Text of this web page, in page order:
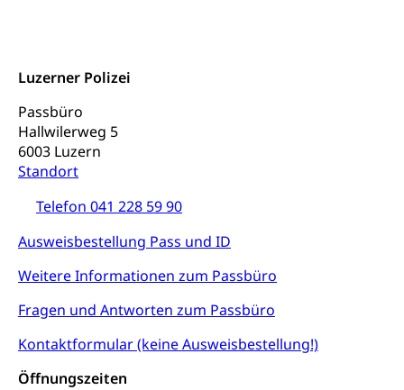
Luzerner Polizei
Passbüro
Hallwilerweg 5
6003 Luzern
Standort
Telefon 041 228 59 90
Ausweisbestellung Pass und ID
Weitere Informationen zum Passbüro
Fragen und Antworten zum Passbüro
Kontaktformular (keine Ausweisbestellung!)
Öffnungszeiten
Niederlassung, Wohnsitz
Ausweise und Bescheinigungen
Reisepass, Identitätskarte, Visum, Geburtsurkunde
Strafregisterauszug bestellen
Waffen, Sprengstoffe und Pyrotechnik
Reisepass, Identitätskarte
Strassenverkehrsamt (Führerausweis,
Namensänderungen
Nationalität, Staatsangehörigkeit,
Staatsbürgerschaft, Bürgerrecht, Erwerb des
Bürgerrechts, Verlust des Bürgerrechts,
Einbürgerungsverfahren
Einbürgerungen
Geburt
Geburtsurkunde, Geburtsschein, Geburtsanzeige
Familienzulagen (WAS Luzern)
Kinder und Jugendliche